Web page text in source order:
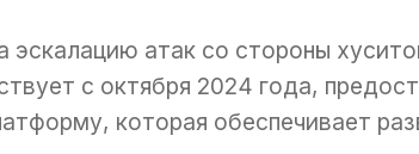
эскалацию атак со стороны
с октября 2024 года,
которая обеспечивает